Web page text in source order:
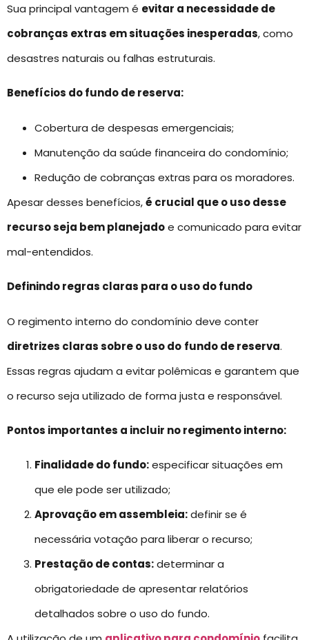
Sua principal vantagem é evitar a necessidade de
cobranças extras em situações inesperadas, como
desastres naturais ou falhas estruturais.
Benefícios do fundo de reserva:
Cobertura de despesas emergenciais;
Manutenção da saúde financeira do condomínio;
Redução de cobranças extras para os moradores.
Apesar desses benefícios,é crucial que o uso desse
recurso seja bem planejadoe comunicado para evitar
mal-entendidos.
Definindo regras claras para o uso do fundo
O regimento interno do condomínio deve conter
diretrizes claras sobre o uso do fundo de reserva.
Essas regras ajudam a evitar polêmicas e garantem que
o recurso seja utilizado de forma justa e responsável.
Pontos importantes a incluir no regimento interno:
Finalidade do fundo:especificar situações em
que ele pode ser utilizado;
Aprovação em assembleia:definir se é
necessária votação para liberar o recurso;
Prestação de contas:determinar a
obrigatoriedade de apresentar relatórios
detalhados sobre o uso do fundo.